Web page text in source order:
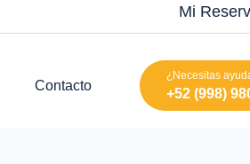
Mi
Contacto
¿Necesitas
+52 (998)